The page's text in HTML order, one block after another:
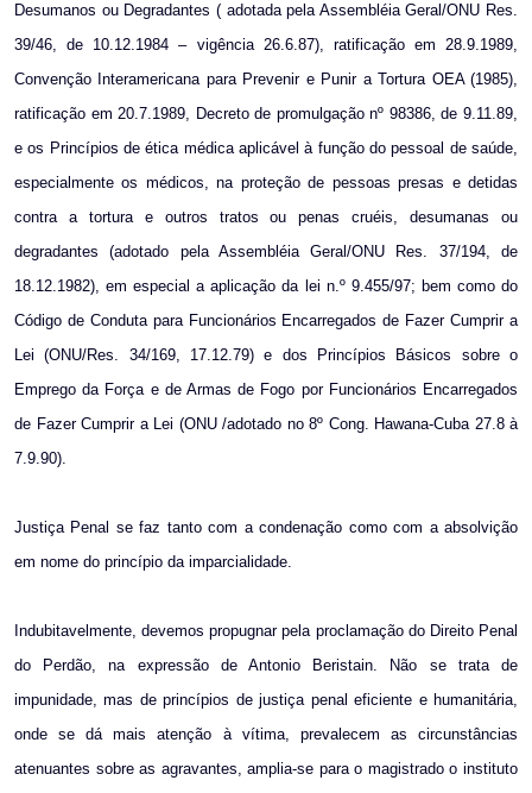
Desumanos ou Degradantes ( adotada pela Assembléia Geral/ONU Res.
39/46, de 10.12.1984 – vigência 26.6.87), ratificação em 28.9.1989,
Convenção Interamericana para Prevenir e Punir a Tortura OEA (1985),
ratificação em 20.7.1989, Decreto de promulgação nº 98386, de 9.11.89,
e os Princípios de ética médica aplicável à função do pessoal de saúde,
especialmente os médicos, na proteção de pessoas presas e detidas
contra a tortura e outros tratos ou penas cruéis, desumanas ou
degradantes (adotado pela Assembléia Geral/ONU Res. 37/194, de
18.12.1982), em especial a aplicação da lei n.º 9.455/97; bem como do
Código de Conduta para Funcionários Encarregados de Fazer Cumprir a
Lei (ONU/Res. 34/169, 17.12.79) e dos Princípios Básicos sobre o
Emprego da Força e de Armas de Fogo por Funcionários Encarregados
de Fazer Cumprir a Lei (ONU /adotado no 8º Cong. Hawana-Cuba 27.8 à
7.9.90).
Justiça Penal se faz tanto com a condenação como com a absolvição
em nome do princípio da imparcialidade.
Indubitavelmente, devemos propugnar pela proclamação do Direito Penal
do Perdão, na expressão de Antonio Beristain. Não se trata de
impunidade, mas de princípios de justiça penal eficiente e humanitária,
onde se dá mais atenção à vítima, prevalecem as circunstâncias
atenuantes sobre as agravantes, amplia-se para o magistrado o instituto